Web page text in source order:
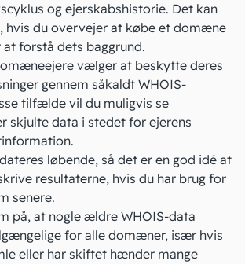
og ejerskabshistorie. Det kan
du overvejer at købe et domæne
forstå dets baggrund.
vælger at beskytte deres
gennem såkaldt WHOIS-
tilfælde vil du muligvis se
skjulte data i stedet for ejerens
løbende, så det er en god idé at
resultaterne, hvis du har brug for
senere.
på, at nogle ældre WHOIS-data
for alle domæner, især hvis
eller har skiftet hænder mange